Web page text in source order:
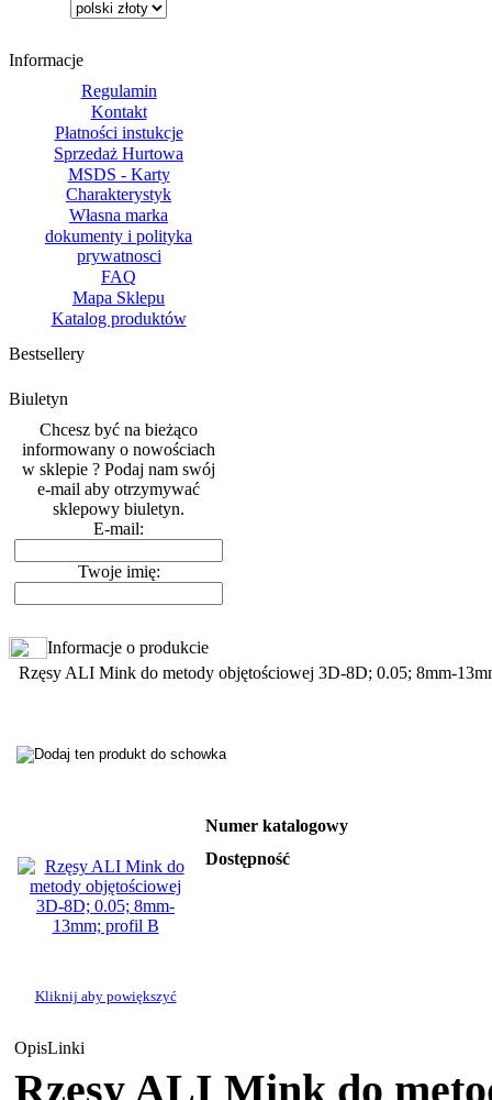
Informacje
Regulamin
Kontakt
Płatności instukcje
Sprzedaż Hurtowa
MSDS - Karty
Charakterystyk
Własna marka
dokumenty i polityka
prywatnosci
FAQ
Mapa Sklepu
Katalog produktów
Bestsellery
Biuletyn
Chcesz być na bieżąco
informowany o nowościach
w sklepie ? Podaj nam swój
e-mail aby otrzymywać
sklepowy biuletyn.
E-mail:
Twoje imię:
Informacje o produkcie
Rzęsy ALI Mink do metody objętościowej 3D-8D; 0.05; 8mm-
Kliknij aby powiększyć
Numer katalogowy
Dostępność
OpisLinki
Rzęsy ALI Mink do